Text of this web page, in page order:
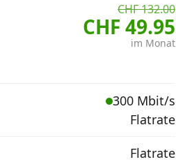
CHF 132.00
CHF 49.95
im Monat
300 Mbit/s
Flatrate
Flatrate